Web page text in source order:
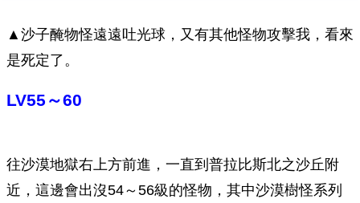
▲沙子醃物怪遠遠吐光球，又有其他怪物攻擊我，看來
是死定了。
LV55～60
往沙漠地獄右上方前進，一直到普拉比斯北之沙丘附
近，這邊會出沒54～56級的怪物，其中沙漠樹怪系列